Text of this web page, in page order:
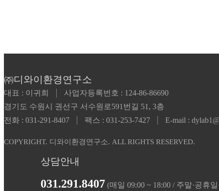
㈜디와이환경연구소
대표 : 이귀희
사업자등록번호 : 124-86-86690
경기도 수원시 권선구 서수원로591번길 51, 3층
전화 : 031-291-8407
팩스 : 031-253-7427 E-mail :
COPYRIGHT. 디와이환경연구소. ALL RIGHTS RESERVED.
상담안내
031.291.8407 (매일 09:00 ~ 18:00 / 주말·공휴